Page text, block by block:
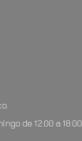
de 12:00 a 18:00.